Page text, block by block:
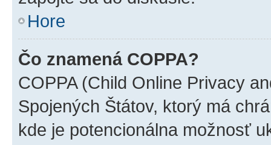
Hore
Čo znamená COPPA?
COPPA (Child Online Privacy
Spojených Štátov, ktorý má
kde je potencionálna možnosť